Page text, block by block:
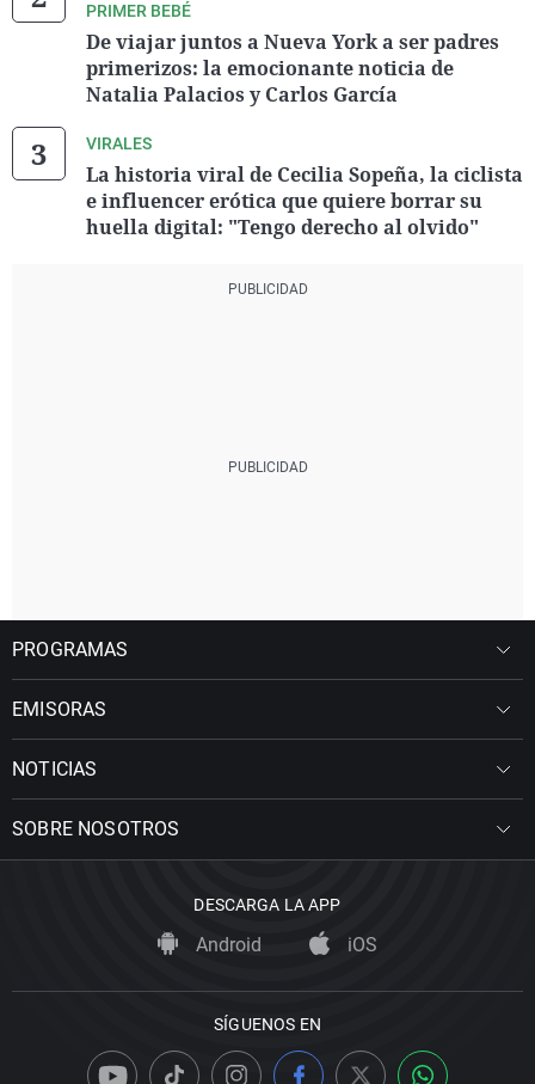
PRIMER BEBÉ
De viajar juntos a Nueva York a ser padres
primerizos: la emocionante noticia de
Natalia Palacios y Carlos García
VIRALES
La historia viral de Cecilia Sopeña, la ciclista
e influencer erótica que quiere borrar su
huella digital: "Tengo derecho al olvido"
PROGRAMAS
EMISORAS
NOTICIAS
SOBRE NOSOTROS
DESCARGA LA APP
Android iOS
SÍGUENOS EN